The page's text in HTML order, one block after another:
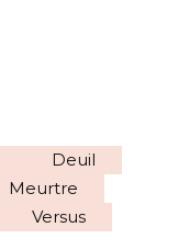
Deuil
Meurtre
Versus